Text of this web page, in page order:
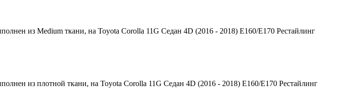
из Medium ткани, на Toyota Corolla 11G Седан 4D (2016 - 2018) E160/E170 Рестайлинг
из плотной ткани, на Toyota Corolla 11G Седан 4D (2016 - 2018) E160/E170 Рестайлинг